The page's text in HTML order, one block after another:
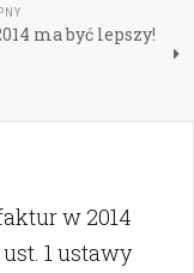
ma być lepszy!
w 2014
1 ustawy